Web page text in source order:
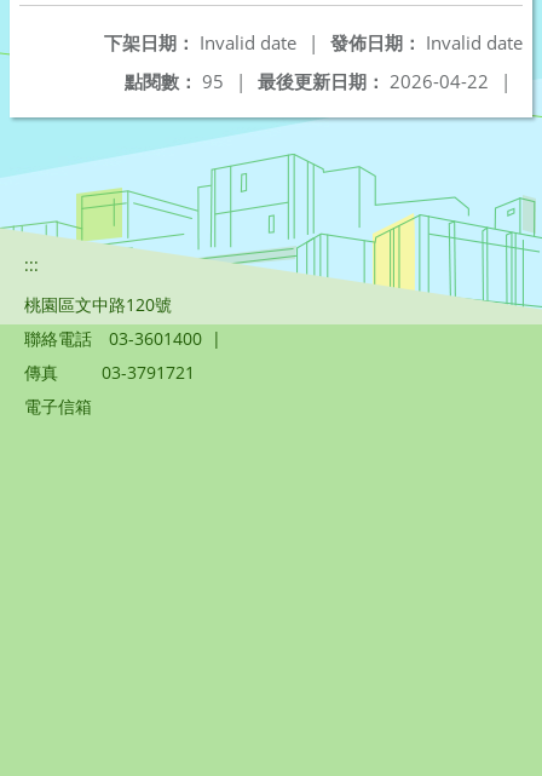
發佈日期： Invalid date
下架日期： Invalid date
|
最後更新日期： 2026-04-22 |
點閱數： 95 |
:::
桃園區文中路120號
聯絡電話
03-3601400 |
傳真
03-3791721
電子信箱